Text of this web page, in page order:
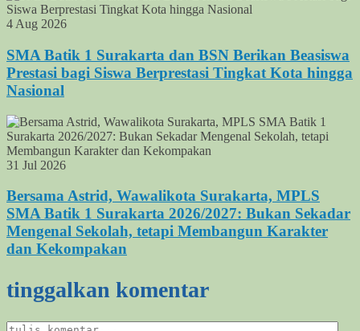
4 Aug 2026
SMA Batik 1 Surakarta dan BSN Berikan Beasiswa
Prestasi bagi Siswa Berprestasi Tingkat Kota hingga
Nasional
31 Jul 2026
Bersama Astrid, Wawalikota Surakarta, MPLS
SMA Batik 1 Surakarta 2026/2027: Bukan Sekadar
Mengenal Sekolah, tetapi Membangun Karakter
dan Kekompakan
tinggalkan komentar